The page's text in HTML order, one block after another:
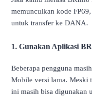
memunculkan kode
untuk transfer ke DANA.
1. Gunakan Aplikasi
Beberapa pengguna
Mobile versi lama. Meski
ini masih bisa digunakan